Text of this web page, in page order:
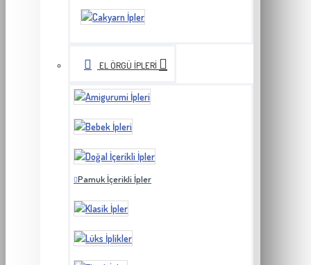
EL ÖRGÜ İPLERI
Pamuk İçerikli İpler